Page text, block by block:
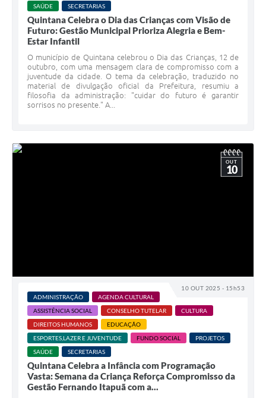
SAÚDE
SECRETARIAS
Quintana Celebra o Dia das Crianças com Visão de
Futuro: Gestão Municipal Prioriza Alegria e Bem-
Estar Infantil
O município de Quintana celebrou o Dia das Crianças, 12 de
outubro, com uma mensagem clara de compromisso com a
juventude da cidade. O tema da celebração, traduzido no
material de divulgação oficial da Prefeitura, resumiu a
filosofia da administração: "cuidar do futuro é garantir
sorrisos no presente." A...
10 OUT 2025 - 15h53
OUT
10
ADMINISTRAÇÃO
AGENDA CULTURAL
ASSISTÊNCIA SOCIAL
CONSELHO TUTELAR
CULTURA
DIREITOS HUMANOS
EDUCAÇÃO
ESPORTES,LAZER E JUVENTUDE
FUNDO SOCIAL
PROJETOS
SAÚDE
SECRETARIAS
Quintana Celebra a Infância com Programação
Vasta: Semana da Criança Reforça Compromisso da
Gestão Fernando Itapuã com a...